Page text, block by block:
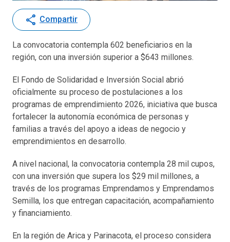
share Compartir
La convocatoria contempla 602 beneficiarios en la
región, con una inversión superior a $643 millones.
El Fondo de Solidaridad e Inversión Social abrió
oficialmente su proceso de postulaciones a los
programas de emprendimiento 2026, iniciativa que busca
fortalecer la autonomía económica de personas y
familias a través del apoyo a ideas de negocio y
emprendimientos en desarrollo.
A nivel nacional, la convocatoria contempla 28 mil cupos,
con una inversión que supera los $29 mil millones, a
través de los programas Emprendamos y Emprendamos
Semilla, los que entregan capacitación, acompañamiento
y financiamiento.
En la región de Arica y Parinacota, el proceso considera